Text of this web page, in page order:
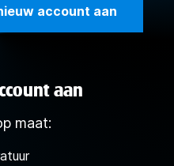
account aan
aan
maat: